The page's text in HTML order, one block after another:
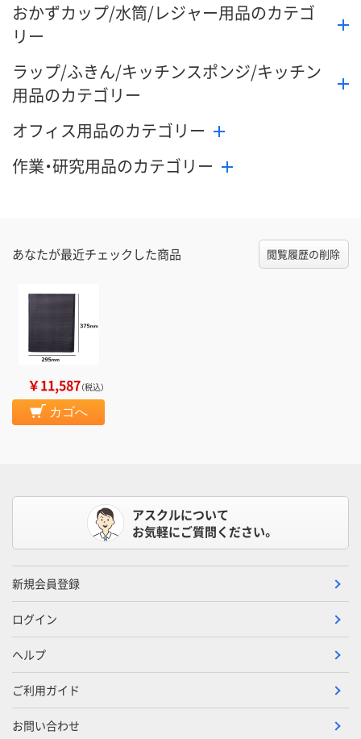
おかずカップ/水筒/レジャー用品のカテゴ
リー
ラップ/ふきん/キッチンスポンジ/キッチン
用品のカテゴリー
オフィス用品のカテゴリー
作業・研究用品のカテゴリー
あなたが最近チェックした商品 閲覧履歴の削除
￥11,587（税込）
カゴへ
アスクルについて
お気軽にご質問ください。
新規会員登録
ログイン
ヘルプ
ご利用ガイド
お問い合わせ